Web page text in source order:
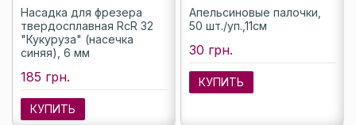
Насадка для фрезера
твердосплавная RcR 32
"Кукуруза" (насечка
синяя), 6 мм
185 грн.
КУПИТЬ
Апельсиновые палочки,
50 шт./уп.,11см
30 грн.
КУПИТЬ